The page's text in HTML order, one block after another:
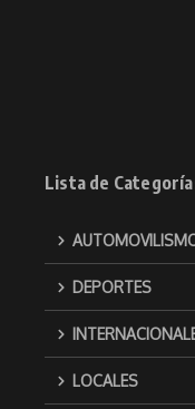
Lista de
DEPORTES
LOCALES